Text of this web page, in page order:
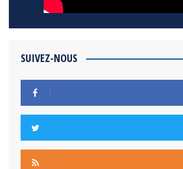
SUIVEZ-NOUS